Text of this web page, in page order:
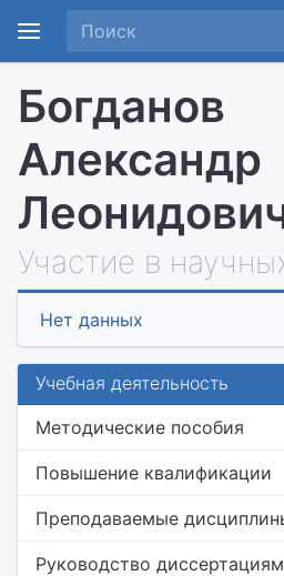
Богданов
Александр
Участие в
Нет данных
Учебная деятельность
Методические пособия
Повышение квалификации
Преподаваемые
Руководство